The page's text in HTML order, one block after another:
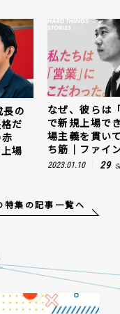
長の
だ
場
なぜ、彼らは
で新規上場で
場主義を貫い
ち筋｜ファイ
2023.01.10 29
特集の記事一覧へ